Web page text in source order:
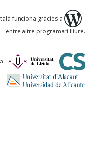
funciona gràcies a
entre altre programari lliure.